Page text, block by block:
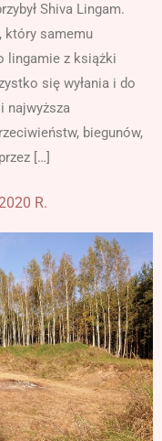
Shiva Lingam.
który samemu
lingamie z książki
się wyłania i do
najwyższa
biegunów,
[…]
R.